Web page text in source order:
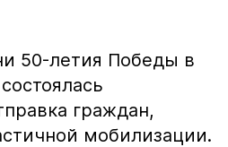
50-летия Победы в
граждан,
мобилизации.